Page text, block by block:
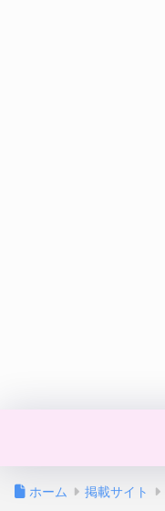
ホーム 掲載サイト